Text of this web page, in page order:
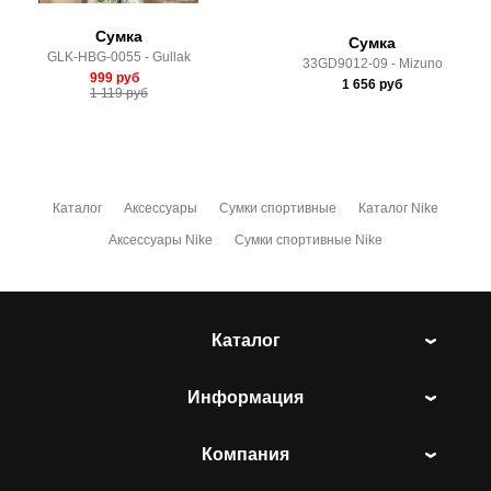
Сумка
GLK-HBG-0055 - Gullak
999руб
1 119руб
Сумка
33GD9012-09 - Mizuno
1 656 руб
Каталог Аксессуары Сумки спортивные Каталог Nike
Аксессуары Nike Сумки спортивные Nike
Каталог
Информация
Компания